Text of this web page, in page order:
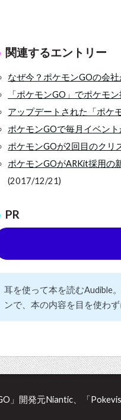
関連するエントリー
なぜ今？ポケモンGOの会
「ポケモンGO」でポケモ
アップデートされた「ポケ
ポケモンGOで毎月イベン
ポケモンGOが2回目のクリ
ポケモンGOがARKit採用の
(2017/12/21)
PR
耳を使って本を読むAudible
ンで、本の内容を目を使わず
」開発元Niantic、「